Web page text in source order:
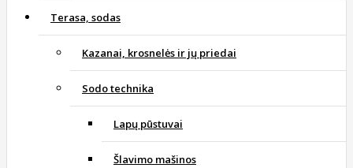
Terasa, sodas
Kazanai, krosnelės ir jų priedai
Sodo technika
Lapų pūstuvai
Šlavimo mašinos